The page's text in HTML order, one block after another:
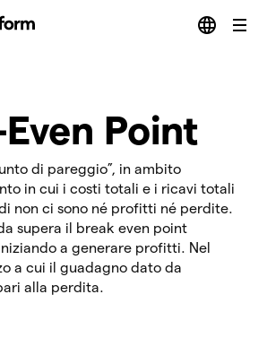
Point
di pareggio”, in ambito
in cui i costi totali e i ricavi totali
non ci sono né profitti né perdite.
supera il break even point
a generare profitti. Nel
a cui il guadagno dato da
alla perdita.